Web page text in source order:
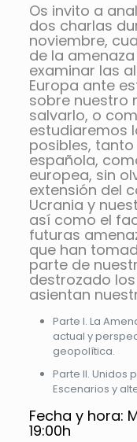
Os invito a
dos charlas
noviembre,
de la
examinar las
Europa ante
sobre nuestro
salvarlo, o
estudiaremos
posibles,
española,
europea, sin
extensión del
Ucrania y
así como el
futuras
que han
parte de
destrozado
asientan
Parte I. La
actual y
geopolítica.
Parte II. Unidos
Escenarios y
Fecha y hora:
19:00h